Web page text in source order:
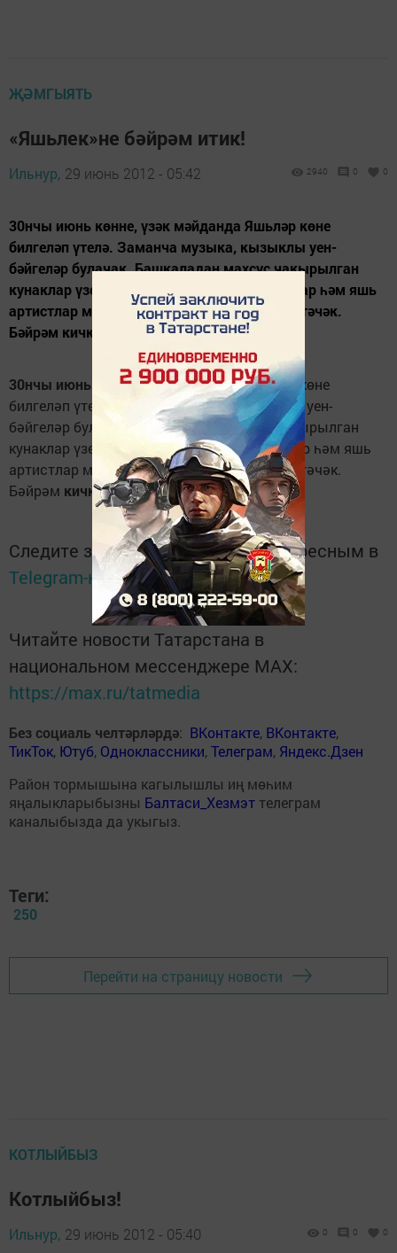
ҖӘМГЫЯТЬ
«Яшьлек»не бәйрәм итик!
Ильнур, 29 июнь 2012 - 05:42 2940 0 0
30нчы июнь көнне, үзәк мәйданда Яшьләр көне
билгеләп үтелә. Заманча музыка, кызыклы уен-
бәйгеләр булачак. Башкаладан махсус чакырылган
кунаклар үзенчәлекле номерлар, ди-джейлар һәм яшь
артистлар музыкаль чыгышлар тәкъдим итәчәк.
Бәйрәм кичке 7 сәгатьтә башлана.
30нчы июнь көнне, үзәк мәйданда Яшьләр көне
билгеләп үтелә. Заманча музыка, кызыклы уен-
бәйгеләр булачак. Башкаладан махсус чакырылган
кунаклар үзенчәлекле номерлар, ди-джейлар һәм яшь
артистлар музыкаль чыгышлар тәкъдим итәчәк.
Бәйрәм кичке 7 сәгатьтәбашлана.
Следите за самым важным и интересным в
Telegram-каналеТатмедиа
Читайте новости Татарстана в
национальном мессенджере MАХ:
https://max.ru/tatmedia
Без социаль челтәрләрдә: ВКонтакте, ВКонтакте,
ТикТок, Ютуб, Одноклассники,Телеграм, Яндекс.Дзен
Район тормышына кагылышлы иң мөһим
яңалыкларыбызны Балтаси_Хезмэт телеграм
каналыбызда да укыгыз.
Теги:
250
Перейти на страницу новости
КОТЛЫЙБЫЗ
Котлыйбыз!
Ильнур, 29 июнь 2012 - 05:40 0 0 0